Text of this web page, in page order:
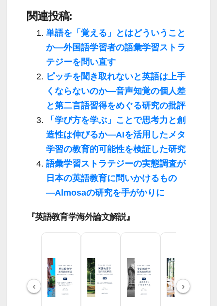
関連投稿:
単語を「覚える」とはどういうこと
か―外国語学習者の語彙学習ストラ
テジーを問い直す
ピッチを聞き取れないと英語は上手
くならないのか―音声知覚の個人差
と第二言語習得をめぐる研究の批評
「学び方を学ぶ」ことで思考力と創
造性は伸びるか―AIを活用したメタ
学習の教育的可能性を検証した研究
語彙学習ストラテジーの実態調査が
日本の英語教育に問いかけるもの
―Almosaの研究を手がかりに
『英語教育学海外論文解説』
‹ ›